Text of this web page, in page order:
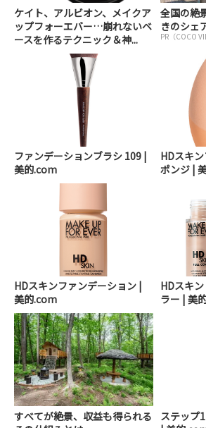
ケイト、アルビオン、メイクア
ップフォーエバー…崩れないベ
ースを作るテクニック＆神...
全国の絶
きのシェ
PR（COCO
ファンデーションブラシ 109 |
美的.com
HDスキ
ポンジ |
HDスキンファンデーション |
美的.com
HDスキ
ラー | 美
すべてが絶景、収益も得られる
ステップ